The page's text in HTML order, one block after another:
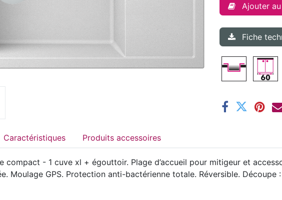
Ajouter
Fiche
Caractéristiques Produits accessoires
compact - 1 cuve xl + égouttoir. Plage d’accueil pour mitigeur et
Moulage GPS. Protection anti-bactérienne totale. Réversible.